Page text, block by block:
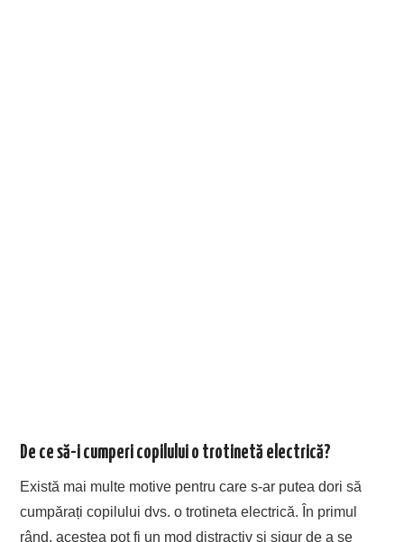
De ce să-i cumperi copilului o trotinetă electrică?
Există mai multe motive pentru care s-ar putea dori să
cumpărați copilului dvs. o trotineta electrică. În primul
rând, acestea pot fi un mod distractiv și sigur de a se